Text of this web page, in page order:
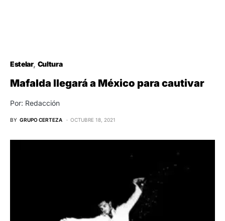
Estelar Cultura
Mafalda llegará a México para cautivar
Por: Redacción
BY GRUPO CERTEZA OCTUBRE 18, 2021